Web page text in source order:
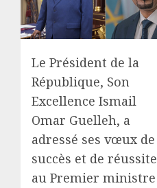
Le Président de la
République, Son
Excellence Ismail
Omar Guelleh, a
adressé ses vœux de
succès et de réussite
au Premier ministre